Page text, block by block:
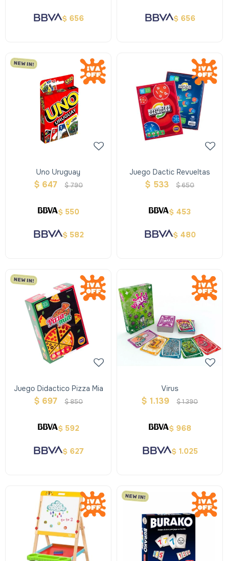
$ 656 $ 656
Uno Uruguay
$ 647 $790
$ 550
$ 582
Juego Dactic Revueltas
$ 533 $650
$ 453
$ 480
Juego Didactico Pizza Mia
$ 697 $850
$ 592
$ 627
Virus
$ 1.139 $1.390
$ 968
$ 1.025